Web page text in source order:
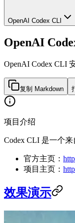
OpenAI Codex CLI
OpenAI
OpenAI Codex CLI
复制 Markdown
项目介绍
Codex CLI 是一个
官方主页：
项目主页：
效果演示